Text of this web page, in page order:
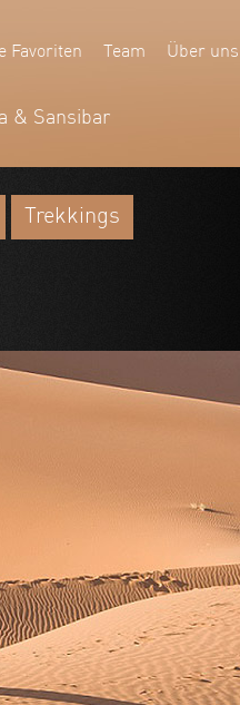
& Sansibar
Favoriten Team Über uns
Trekkings